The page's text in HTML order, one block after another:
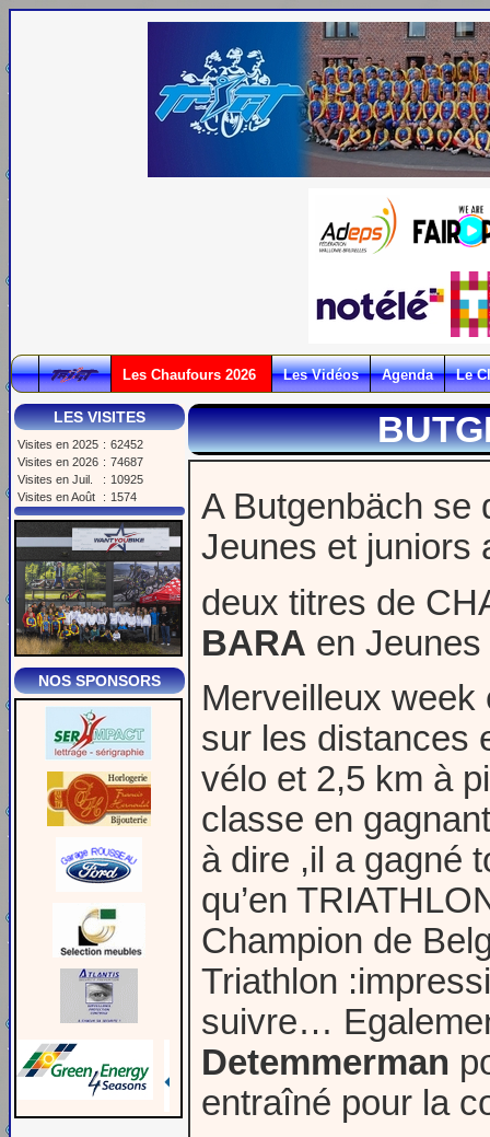
Les Chaufours 2026 Les Vidéos Agenda Le
LES VISITES
Visites en 2025 : 62452
Visites en 2026 : 74687
Visites en Juil.
: 10925
Visites en Août
: 1574
NOS SPONSORS
A Butgenbäch se
Jeunes et juniors
deux titres de
BARA en
Merveilleux week
sur les distances
vélo et 2,5 km à
classe en
à dire ,il a gagné
qu’en
Champion de
Triathlon
suivre…
Detemmerman
entraîné pour la